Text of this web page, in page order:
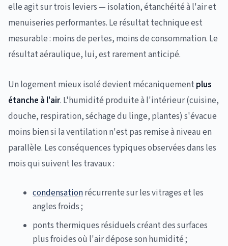
elle agit sur trois leviers — isolation, étanchéité à l'air et
menuiseries performantes. Le résultat technique est
mesurable : moins de pertes, moins de consommation. Le
résultat aéraulique, lui, est rarement anticipé.
Un logement mieux isolé devient mécaniquementplus
étanche à l'air. L'humidité produite à l'intérieur (cuisine,
douche, respiration, séchage du linge, plantes) s'évacue
moins bien si la ventilation n'est pas remise à niveau en
parallèle. Les conséquences typiques observées dans les
mois qui suivent les travaux :
condensationrécurrente sur les vitrages et les
angles froids ;
ponts thermiques résiduels créant des surfaces
plus froides où l'air dépose son humidité ;